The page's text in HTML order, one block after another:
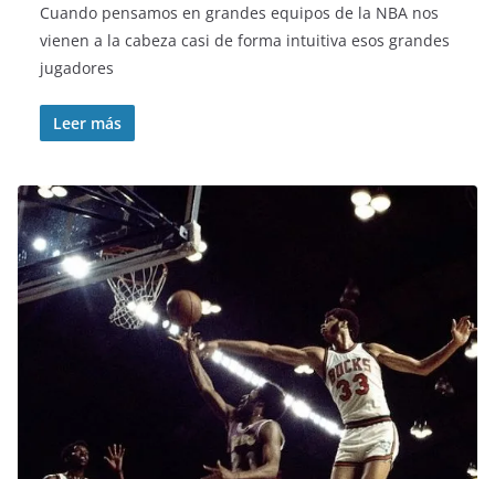
Cuando pensamos en grandes equipos de la NBA nos
vienen a la cabeza casi de forma intuitiva esos grandes
jugadores
Leer más